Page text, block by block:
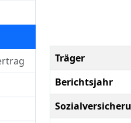
Träger
Berichtsjahr